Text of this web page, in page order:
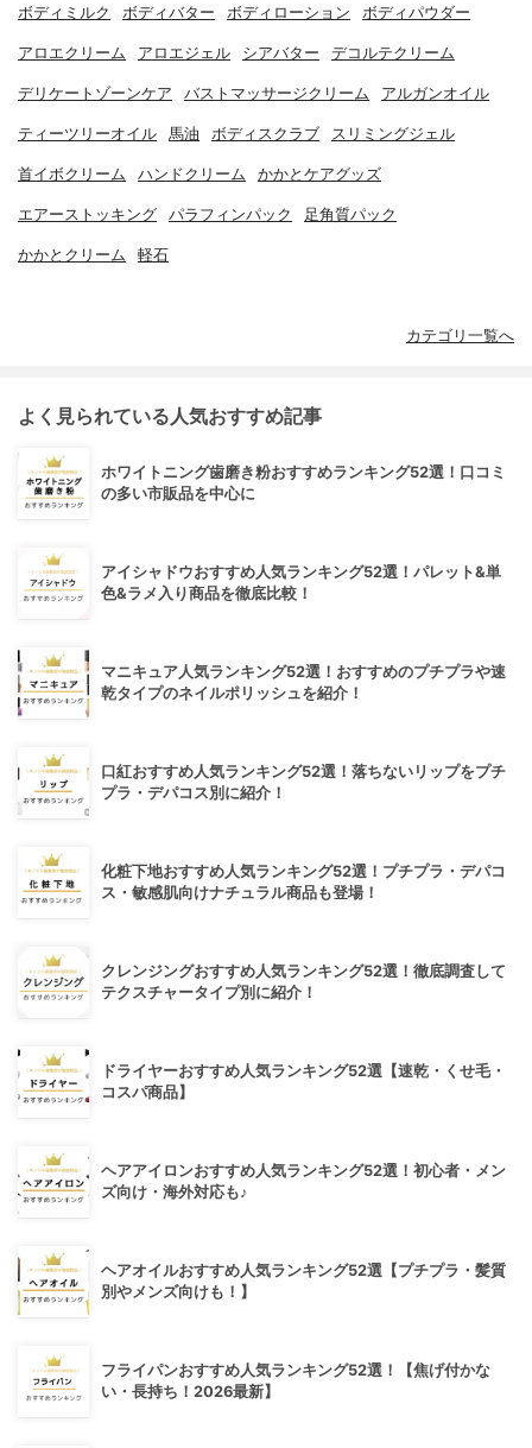
ボディミルク ボディバター ボディローション ボディパウダー
アロエクリーム アロエジェル シアバター デコルテクリーム
デリケートゾーンケア バストマッサージクリーム アルガンオイル
ティーツリーオイル 馬油 ボディスクラブ スリミングジェル
首イボクリーム ハンドクリーム かかとケアグッズ
エアーストッキング パラフィンパック 足角質パック
かかとクリーム 軽石
カテゴリ一覧へ
よく見られている人気おすすめ記事
ホワイトニング歯磨き粉おすすめランキング52選！口コミ
の多い市販品を中心に
アイシャドウおすすめ人気ランキング52選！パレット&単
色&ラメ入り商品を徹底比較！
マニキュア人気ランキング52選！おすすめのプチプラや速
乾タイプのネイルポリッシュを紹介！
口紅おすすめ人気ランキング52選！落ちないリップをプチ
プラ・デパコス別に紹介！
化粧下地おすすめ人気ランキング52選！プチプラ・デパコ
ス・敏感肌向けナチュラル商品も登場！
クレンジングおすすめ人気ランキング52選！徹底調査して
テクスチャータイプ別に紹介！
ドライヤーおすすめ人気ランキング52選【速乾・くせ毛・
コスパ商品】
ヘアアイロンおすすめ人気ランキング52選！初心者・メン
ズ向け・海外対応も♪
ヘアオイルおすすめ人気ランキング52選【プチプラ・髪質
別やメンズ向けも！】
フライパンおすすめ人気ランキング52選！【焦げ付かな
い・長持ち！2026最新】